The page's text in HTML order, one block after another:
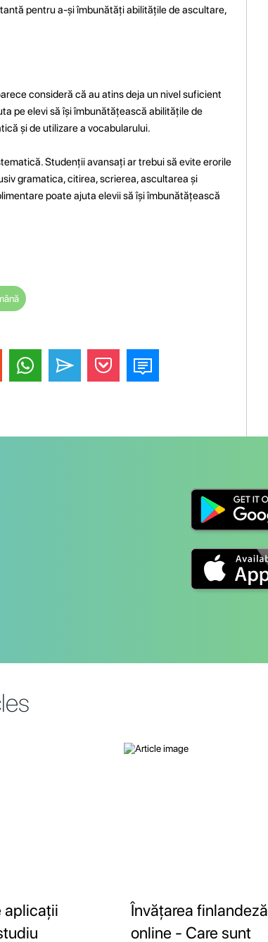
pentru a-și îmbunătăți abilitățile de ascultare,
consideră că au atins deja un nivel suficient
pe elevi să își îmbunătățească abilitățile de
și de utilizare a vocabularului.
Studenții avansați ar trebui să evite erorile
gramatica, citirea, scrierea, ascultarea și
poate ajuta elevii să își îmbunătățească
aplicații
Învățarea finlandeză
online - Care sunt